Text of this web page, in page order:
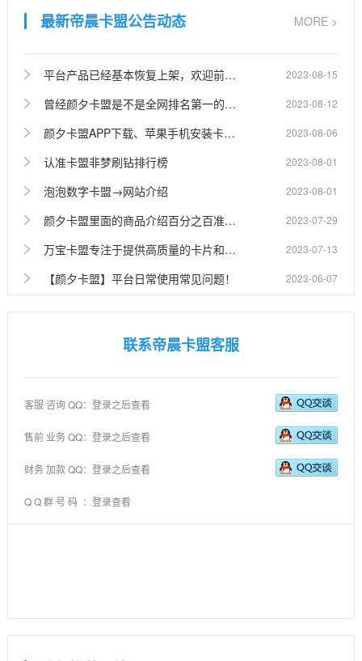
最新帝晨卡盟公告动态 MORE >
平台产品已经基本恢复上架，欢迎前往查看。 2023-08-15
曾经颜夕卡盟是不是全网排名第一的卡盟？ 2023-08-12
颜夕卡盟APP下载、苹果手机安装卡盟软件教程！ 2023-08-06
认准卡盟非梦刷钻排行榜 2023-08-01
泡泡数字卡盟→网站介绍 2023-08-01
颜夕卡盟里面的商品介绍百分之百准确吗？ 2023-07-29
万宝卡盟专注于提供高质量的卡片和服务 2023-07-13
【颜夕卡盟】平台日常使用常见问题！ 2023-06-07
联系帝晨卡盟客服
客服 咨询 QQ：登录之后查看
售前 业务 QQ：登录之后查看
财务 加款 QQ：登录之后查看
Q Q 群 号 码 ：登录查看